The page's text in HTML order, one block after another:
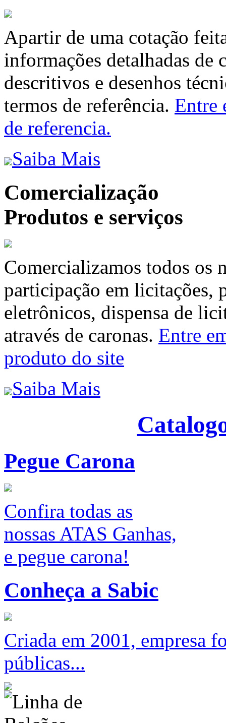
Apartir de uma cotação
informações detalhadas de
descritivos e desenhos
termos de referência. Entre
de referencia.
Saiba Mais
Comercialização
Produtos e serviços
Comercializamos todos os
participação em licitações,
eletrônicos, dispensa de
através de caronas. Entre
produto do site
Saiba Mais
Pegue Carona
Confira todas as
nossas ATAS Ganhas,
e pegue carona!
Conheça a Sabic
Criada em 2001, empresa
públicas...